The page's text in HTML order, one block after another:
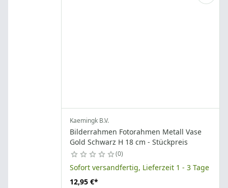
Kaemingk B.V.
Bilderrahmen Fotorahmen Metall Vase
Gold Schwarz H 18 cm - Stückpreis
0
Sofort versandfertig, Lieferzeit 1 - 3 Tage
12,95 €*